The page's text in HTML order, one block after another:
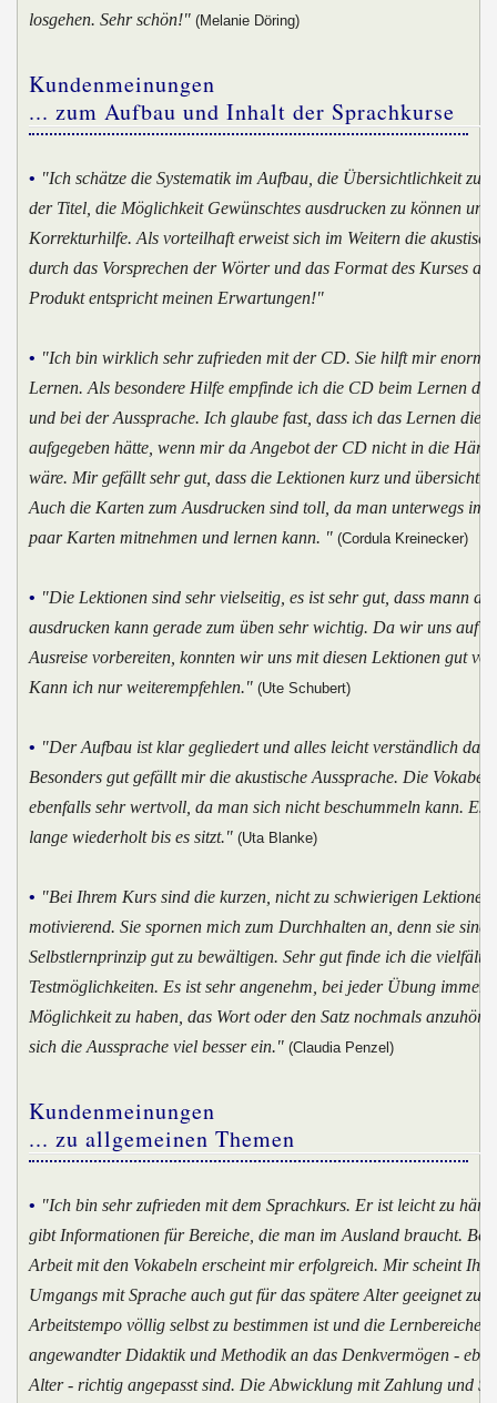
losgehen. Sehr schön!"(Melanie Döring)
Kundenmeinungen
... zum Aufbau und Inhalt der Sprachkurse
• "Ich schätze die Systematik im Aufbau, die Übersichtlichkeit
der Titel, die Möglichkeit Gewünschtes ausdrucken zu können und
Korrekturhilfe. Als vorteilhaft erweist sich im Weitern die
durch das Vorsprechen der Wörter und das Format des Kurses
Produkt entspricht meinen Erwartungen!"
• "Ich bin wirklich sehr zufrieden mit der CD. Sie hilft mir enorm
Lernen. Als besondere Hilfe empfinde ich die CD beim Lernen
und bei der Aussprache. Ich glaube fast, dass ich das Lernen
aufgegeben hätte, wenn mir da Angebot der CD nicht in die
wäre. Mir gefällt sehr gut, dass die Lektionen kurz und
Auch die Karten zum Ausdrucken sind toll, da man unterwegs
paar Karten mitnehmen und lernen kann. "(Cordula Kreinecker)
• "Die Lektionen sind sehr vielseitig, es ist sehr gut, dass mann
ausdrucken kann gerade zum üben sehr wichtig. Da wir uns auf
Ausreise vorbereiten, konnten wir uns mit diesen Lektionen gut
Kann ich nur weiterempfehlen."(Ute Schubert)
• "Der Aufbau ist klar gegliedert und alles leicht verständlich
Besonders gut gefällt mir die akustische Aussprache. Die
ebenfalls sehr wertvoll, da man sich nicht beschummeln kann. Es
lange wiederholt bis es sitzt."(Uta Blanke)
• "Bei Ihrem Kurs sind die kurzen, nicht zu schwierigen Lektionen
motivierend. Sie spornen mich zum Durchhalten an, denn sie
Selbstlernprinzip gut zu bewältigen. Sehr gut finde ich die
Testmöglichkeiten. Es ist sehr angenehm, bei jeder Übung immer
Möglichkeit zu haben, das Wort oder den Satz nochmals
sich die Aussprache viel besser ein."(Claudia Penzel)
Kundenmeinungen
... zu allgemeinen Themen
• "Ich bin sehr zufrieden mit dem Sprachkurs. Er ist leicht zu
gibt Informationen für Bereiche, die man im Ausland braucht.
Arbeit mit den Vokabeln erscheint mir erfolgreich. Mir scheint
Umgangs mit Sprache auch gut für das spätere Alter geeignet zu
Arbeitstempo völlig selbst zu bestimmen ist und die Lernbereiche
angewandter Didaktik und Methodik an das Denkvermögen -
Alter - richtig angepasst sind. Die Abwicklung mit Zahlung und